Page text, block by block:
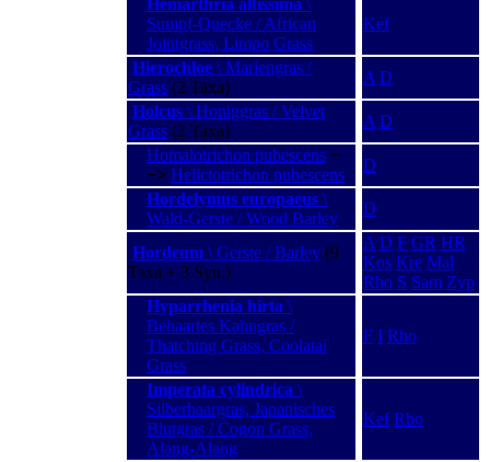
Hemarthria altissima \
Sumpf-Quecke / African
Jointgrass, Limpo Grass
Kef
Hierochloe \ Mariengras /
Grass (2 Taxa)
A D
Holcus \ Honiggras / Velvet
Grass (2 Taxa)
A D
Homalotrichon pubescens −
−> Helictotrichon pubescens
D
Hordelymus europaeus \
Wald-Gerste / Wood Barley
D
Hordeum \ Gerste / Barley (9
Taxa + 3 Syn.)
A D F GR HR
Kos Kre Mal
Rho S Sam Zyp
Hyparrhenia hirta \
Behaartes Kahngras /
Thatching Grass, Coolatai
Grass
F I Rho
Imperata cylindrica \
Silberhaargras, Japanisches
Blutgras / Cogon Grass,
Alang-Alang
Kef Rho